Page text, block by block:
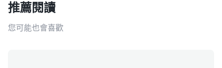
推薦閱讀
您可能也會喜歡